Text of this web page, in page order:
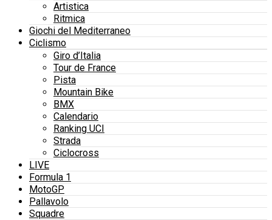
Artistica
Ritmica
Giochi del Mediterraneo
Ciclismo
Giro d’Italia
Tour de France
Pista
Mountain Bike
BMX
Calendario
Ranking UCI
Strada
Ciclocross
LIVE
Formula 1
MotoGP
Pallavolo
Squadre